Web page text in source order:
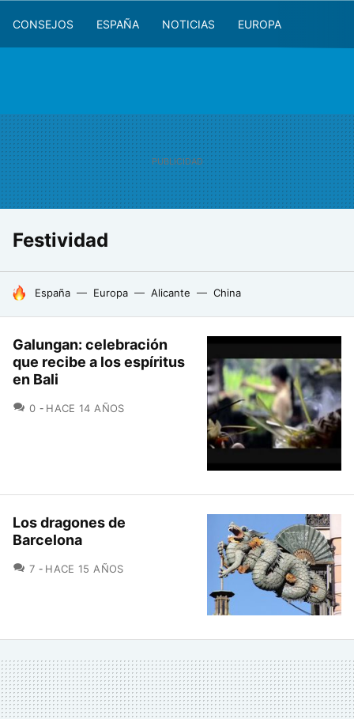
CONSEJOS ESPAÑA NOTICIAS EUROPA
Festividad
HOY SE HABLA DE
España Europa Alicante China
Galungan: celebración
que recibe a los espíritus
en Bali
0 COMENTARIOS
HACE 14 AÑOS
Los dragones de
Barcelona
7 COMENTARIOS
HACE 15 AÑOS